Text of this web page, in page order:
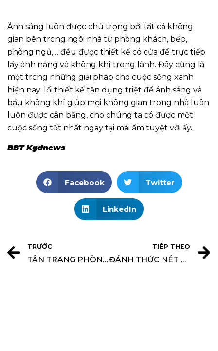
Ánh sáng luôn được chú trọng bởi tất cả không
gian bên trong ngôi nhà từ phòng khách, bếp,
phòng ngủ,… đều được thiết kế có cửa để trực tiếp
lấy ánh nắng và không khí trong lành. Đây cũng là
một trong những giải pháp cho cuộc sống xanh
hiện nay; lối thiết kế tận dụng triệt để ánh sáng và
bầu không khí giúp mọi không gian trong nhà luôn
luôn được cân bằng, cho chúng ta có được một
cuộc sống tốt nhất ngay tại mái ấm tuyệt với ấy.
BBT Kgdnews
Facebook Twitter
LinkedIn
TRƯỚC
TÂN TRANG PHÒNG HỌC CHO BÉ ĐÓN NĂM HỌC MỚI
TIẾP THEO
ĐÁNH THỨC NÉT ĐẸP HIỆN ĐẠI NGÔI NHÀ PHỐ QUẬN 7-TP HCM